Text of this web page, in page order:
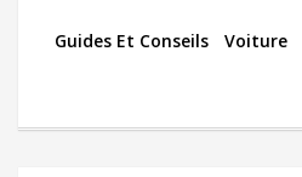
Guides Et Conseils Voiture